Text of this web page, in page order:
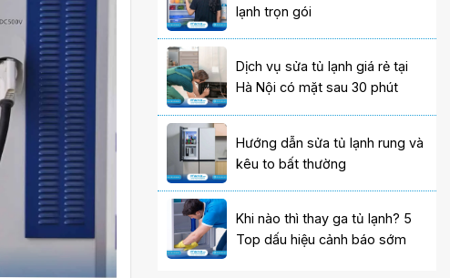
lạnh trọn gói
Dịch vụ sửa tủ lạnh giá rẻ tại
Hà Nội có mặt sau 30 phút
Hướng dẫn sửa tủ lạnh rung và
kêu to bất thường
Khi nào thì thay ga tủ lạnh? 5
Top dấu hiệu cảnh báo sớm